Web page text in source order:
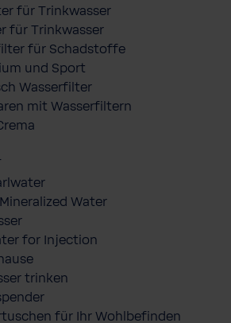
für Trinkwasser
für Trinkwasser
für Schadstoffe
und Sport
Wasserfilter
mit Wasserfiltern
Water
for Injection
trinken
für Ihr Wohlbefinden